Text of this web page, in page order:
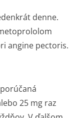
denne.
angine pectoris.
25 mg raz